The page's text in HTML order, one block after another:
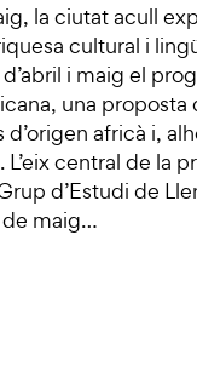
la ciutat acull
cultural i
i maig el
una
africà i,
central de la
d’Estudi de
de maig…